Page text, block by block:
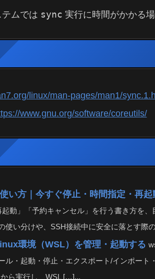
ムでは sync 実行に時間がかかる場
linux/man-pages/man1/
www.gnu.org/software/coreutils/
い方｜今すぐ停止・時間指定・再起
動」「予約キャンセル」を行う書き方を
使い分けや、SSH接続中に安全に落とす際
環境（WSL）を管理・起動する
ル・起動・停止・エクスポート/インポート
ら実行し、WSL […]...